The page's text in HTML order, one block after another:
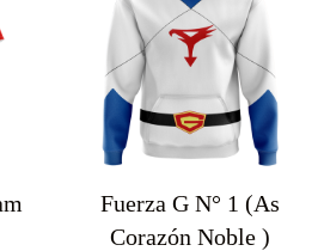
Fuerza G N° 1 (As
Corazón Noble )